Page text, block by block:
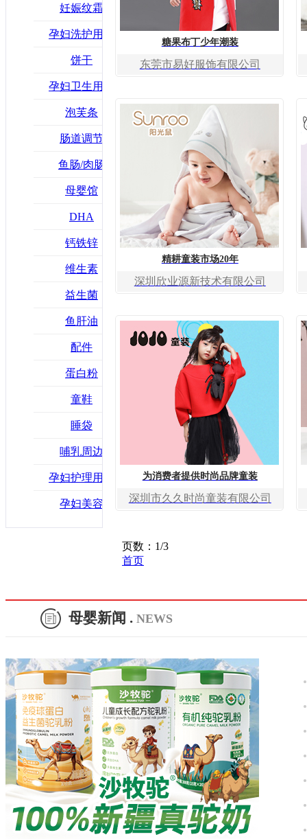
妊娠纹霜
孕妇洗护用品
饼干
孕妇卫生用品
泡芙条
肠道调节
鱼肠/肉肠
母婴馆
DHA
钙铁锌
维生素
益生菌
鱼肝油
配件
蛋白粉
童鞋
睡袋
哺乳周边
孕妇护理用品
孕妇美容
糖果布丁少年潮装
东莞市易好服饰有限公司
精耕童装市场20年
深圳欣业源新技术有限公司
为消费者提供时尚品牌童装
深圳市久久时尚童装有限公司
页数：1/3
首页
2
3
下一页
母婴新闻 . NEWS